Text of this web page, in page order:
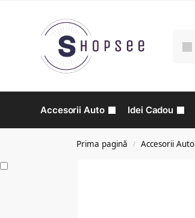
Accesorii Auto Idei Cadou
Prima pagină / Accesorii Auto